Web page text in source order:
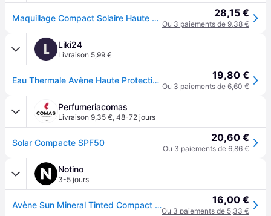
Maquillage Compact Solaire Haute Protection Avene Spf 50 28,15 €
Ou 3 paiements de 9,38 €
L Liki24
Livraison 5,99 €
Eau Thermale Avène Haute Protection Compact Mineral Waterproof Face Powder with Sun Protection SPF50 with Golden Pigment 10gr 19,80 €
Ou 3 paiements de 6,60 €
Perfumeriacomas
Livraison 9,35 €, 48-72 jours
Solar Compacte SPF50 20,60 €
Ou 3 paiements de 6,86 €
Notino
3-5 jours
Avène Sun Mineral Tinted Compact fond de teint compact SPF 50 teinte Doré - Honey 10 g 16,00 €
Ou 3 paiements de 5,33 €